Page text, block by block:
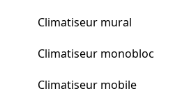
Climatiseur mural
Climatiseur monobloc
Climatiseur mobile